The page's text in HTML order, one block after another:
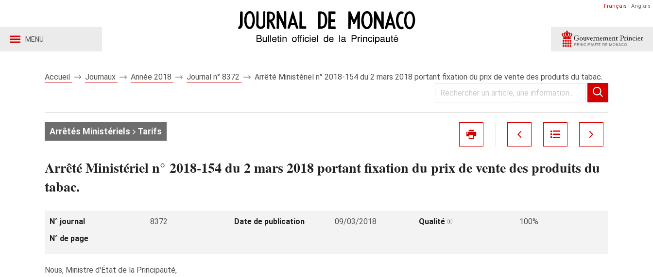
MENU
Français | Anglais
Accueil Journaux Année 2018 Journal n° 8372 Arrêté Ministériel n° 2018-154 du 2 mars 2018 portant fixation du prix de vente des produits du tabac.
Arrêtés Ministériels Tarifs
Arrêté Ministériel n° 2018-154 du 2 mars 2018 portant fixation du prix de vente des produits du
tabac.
N° journal 8372 Date de publication 09/03/2018 Qualité
100%
N° de page
Nous, Ministre d'État de la Principauté,